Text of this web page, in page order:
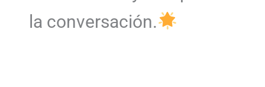
la conversación.